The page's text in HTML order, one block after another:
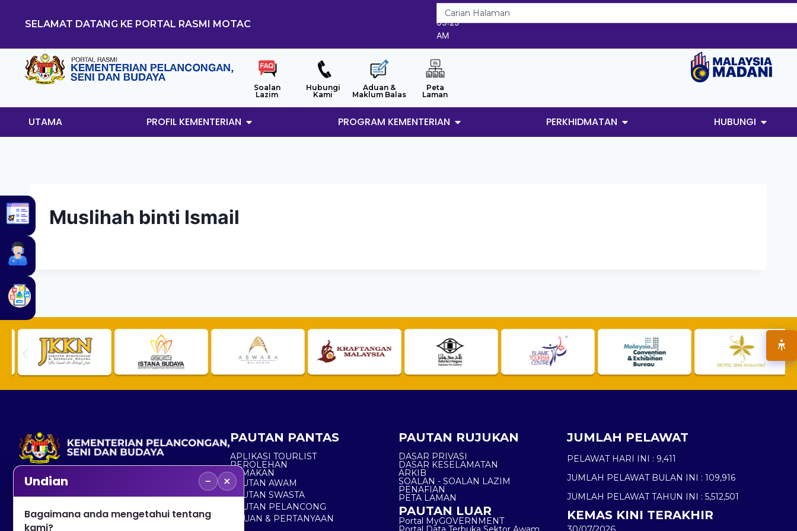
SELAMAT DATANG KE PORTAL RASMI MOTAC
7/8/2026
05:25
AM
Soalan
Lazim
Hubungi
Kami
Aduan &
Maklum Balas
Peta
Laman
UTAMA PROFIL KEMENTERIAN PROGRAM KEMENTERIAN PERKHIDMATAN HUBUNGI
Muslihah binti Ismail
No. 2, Menara 1, Jalan P5/6, Presint 5,
+603 8000 8000
PAUTAN PANTAS
APLIKASI TOURLIST
PEROLEHAN
SEMAKAN
PAUTAN AWAM
PAUTAN SWASTA
PAUTAN PELANCONG
ADUAN & PERTANYAAN
PAUTAN RUJUKAN
DASAR PRIVASI
DASAR KESELAMATAN
ARKIB
SOALAN - SOALAN LAZIM
PENAFIAN
PETA LAMAN
PAUTAN LUAR
Portal MyGOVERNMENT
JUMLAH PELAWAT
PELAWAT HARI INI : 9,411
JUMLAH PELAWAT BULAN INI : 109,916
JUMLAH PELAWAT TAHUN INI : 5,512,501
KEMAS KINI TERAKHIR
Undian − ×
Bagaimana anda mengetahui tentang
kami?